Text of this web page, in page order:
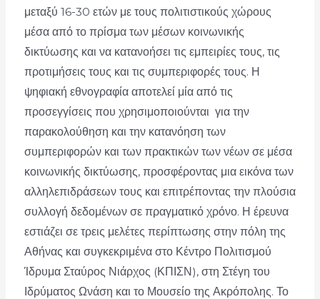
μεταξύ 16-30 ετών με τους πολιτιστικούς χώρους
μέσα από το πρίσμα των μέσων κοινωνικής
δικτύωσης και να κατανοήσει τις εμπειρίες τους, τις
προτιμήσεις τους και τις συμπεριφορές τους. Η
ψηφιακή εθνογραφία αποτελεί μία από τις
προσεγγίσεις που χρησιμοποιούνται για την
παρακολούθηση και την κατανόηση των
συμπεριφορών και των πρακτικών των νέων σε μέσα
κοινωνικής δικτύωσης, προσφέροντας μια εικόνα των
αλληλεπιδράσεων τους και επιτρέποντας την πλούσια
συλλογή δεδομένων σε πραγματικό χρόνο. Η έρευνα
εστιάζει σε τρεις μελέτες περίπτωσης στην πόλη της
Αθήνας και συγκεκριμένα στο Κέντρο Πολιτισμού
Ίδρυμα Σταύρος Νιάρχος (ΚΠΙΣΝ), στη Στέγη του
Ιδρύματος Ωνάση και το Μουσείο της Ακρόπολης. Το